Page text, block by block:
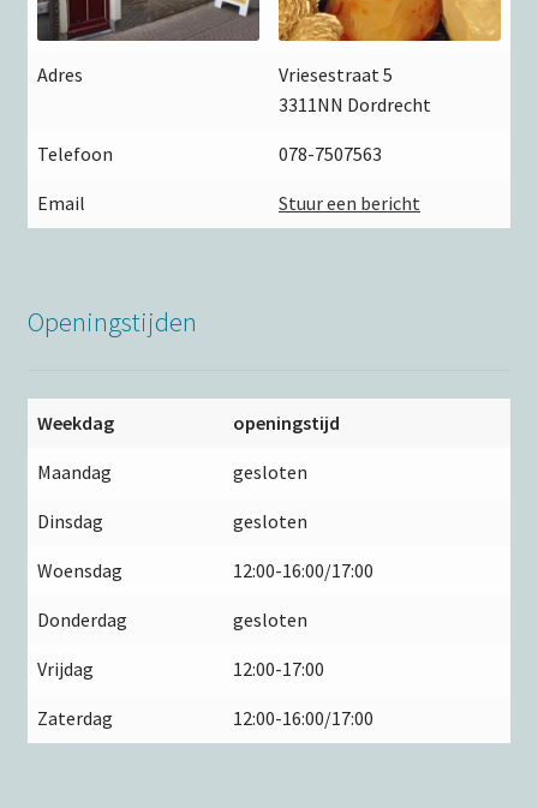
Adres
Vriesestraat 5
3311NN Dordrecht
Telefoon 078-7507563
Email Stuur een bericht
Openingstijden
Weekdag openingstijd
Maandag gesloten
Dinsdag gesloten
Woensdag 12:00-16:00/17:00
Donderdag gesloten
Vrijdag 12:00-17:00
Zaterdag 12:00-16:00/17:00